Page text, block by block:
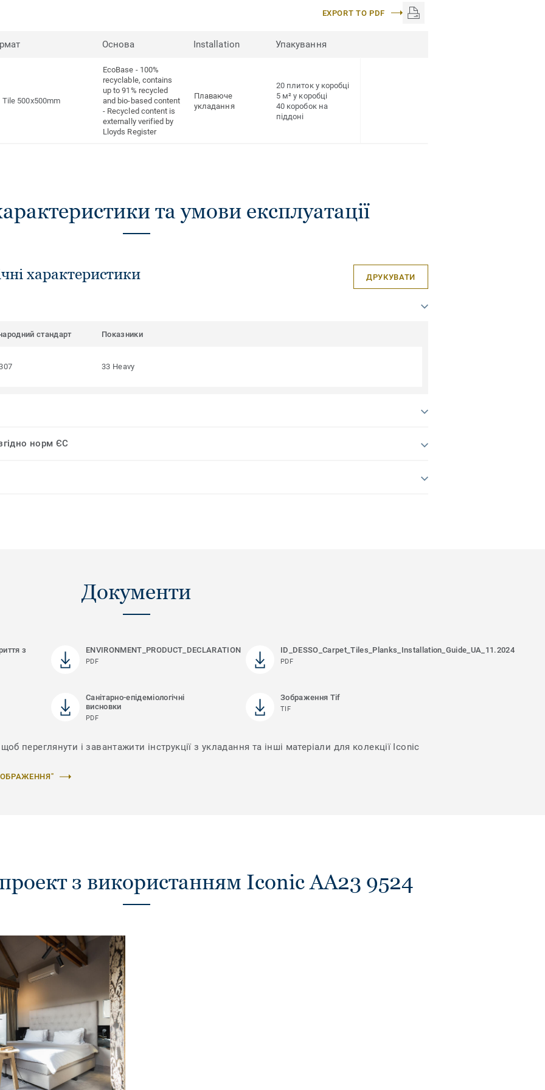
EXPORT TO PDF
Основа Installation Упакування
Tile 500x500mm
EcoBase - 100%
recyclable, contains
up to 91% recycled
and bio-based content
- Recycled content is
externally verified by
Lloyds Register
Плаваюче
укладання
20 плиток у коробці
5 м² у коробці
40 коробок на
піддоні
та умови експлуатації
характеристики ДРУКУВАТИ
стандарт Показники
33 Heavy
норм ЄС
Документи
з ENVIRONMENT_PRODUCT_DECLARATION
PDF
ID_DESSO_Carpet_Tiles_Planks_Installation_Guide_UA_11.2024
PDF
Санітарно-епідеміологічні
висновки
PDF
Зображення Tif
TIF
переглянути і завантажити інструкції з укладання та інші матеріали для колекції Iconic
з використанням Iconic AA23 9524